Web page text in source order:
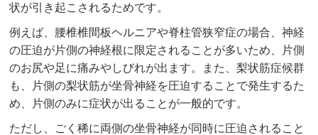
状が引き起こされるためです。
例えば、腰椎椎間板ヘルニアや脊柱管狭窄症の場合、神経
の圧迫が片側の神経根に限定されることが多いため、片側
のお尻や足に痛みやしびれが出ます。また、梨状筋症候群
も、片側の梨状筋が坐骨神経を圧迫することで発生するた
め、片側のみに症状が出ることが一般的です。
ただし、ごく稀に両側の坐骨神経が同時に圧迫されること